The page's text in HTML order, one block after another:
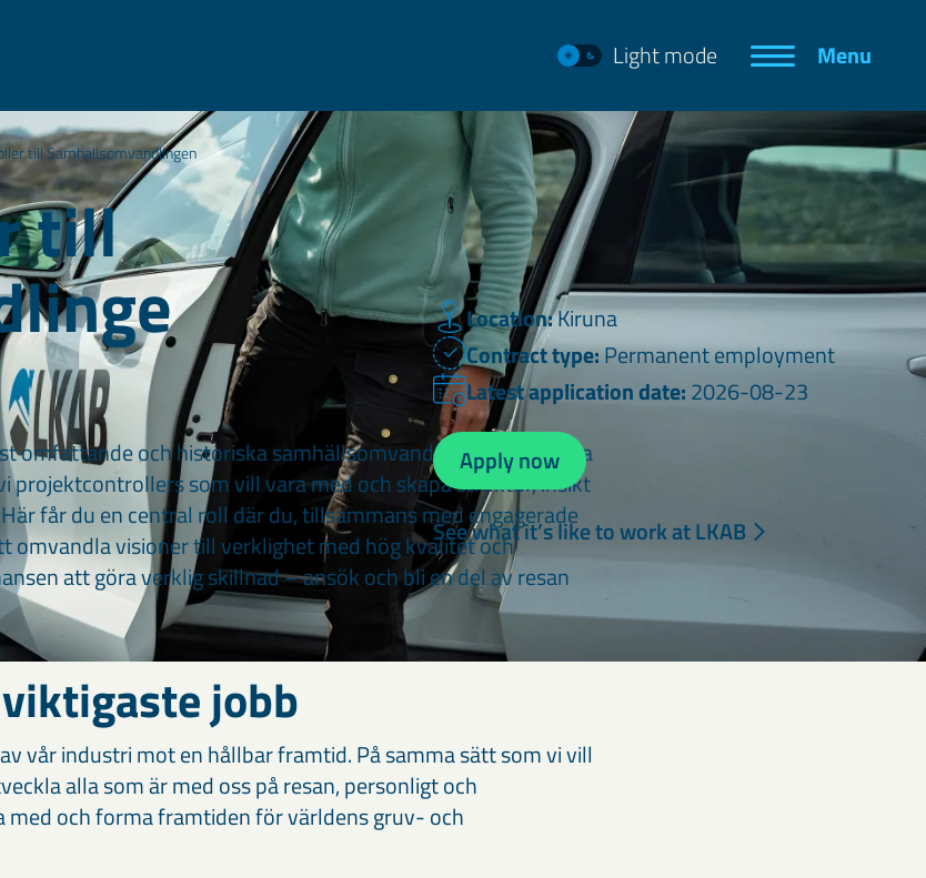
Light mode Menu
till Samhällsomvandlingen
till
Location:Kiruna
Contract type:Permanent employment
Latest application date:2026-08-23
Apply now
See what it’s like to work at LKAB
omfattande och historiska samhällsomvandlingar. När Kiruna
projektcontrollers som vill vara med och skapa struktur, insikt
får du en central roll där du, tillsammans med engagerade
omvandla visioner till verklighet med hög kvalitet och
att göra verklig skillnad – ansök och bli en del av resan
jobb
vår industri mot en hållbar framtid. På samma sätt som vi vill
alla som är med oss på resan, personligt och
med och forma framtiden för världens gruv- och